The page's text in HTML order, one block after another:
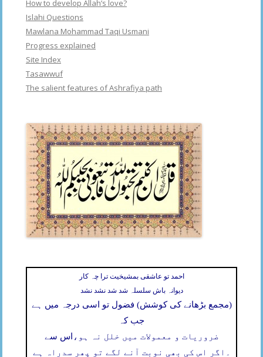
How to develop Allah’s love?
Islahi Questions
Mawlana Mohammad Taqi Usmani
Progress explained
Site Index
Tasawwuf
The salient features of Ashrafiya path
احمد تو عاشقی بمشیخیت ترا چہ کار
دیوانہ باش سلسلہ شد شد نشد نشد
(مجمع بڑھانے کی کوشش) فضول تو اسی درجہ میں ہے
جب کہ
اس سے ضروریات و معمولات میں خلل نہ ہو،
اگر اس کی بھی نوبت آنے لگے تو پھر سدراہ ہے